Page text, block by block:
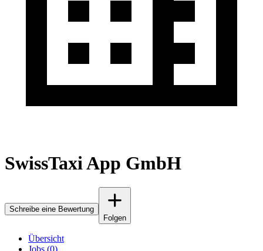
SwissTaxi App GmbH
Schreibe eine Bewertung
Folgen
Übersicht
Jobs (0)